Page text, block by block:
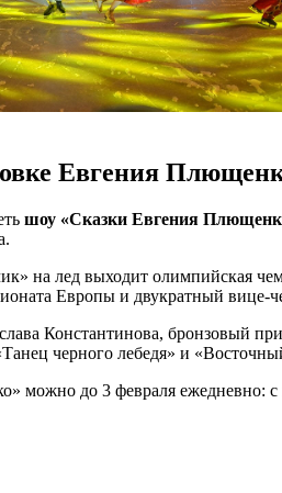
Евгения
шоу «Сказки Евгения
на лед выходит олимпийская
Европы и двукратный
Константинова, бронзовый
черного лебедя» и
можно до 3 февраля ежедневно: